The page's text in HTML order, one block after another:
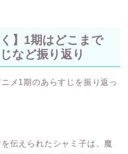
】1期はどこまで
など振り返り
ニメ1期のあらすじを振り返っ
伝えられたシャミ子は、魔